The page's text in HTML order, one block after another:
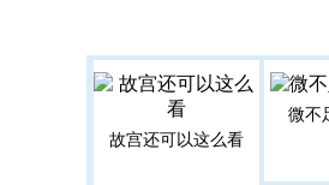
故宫还可以这么看
微不